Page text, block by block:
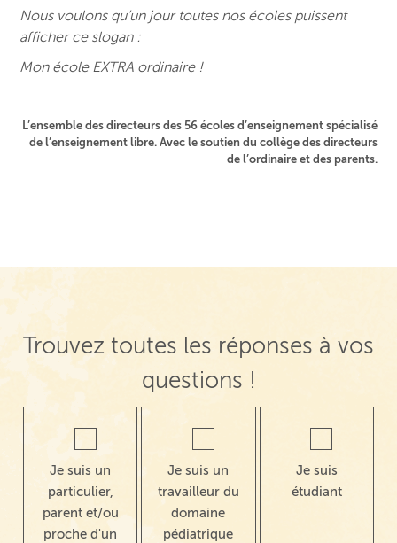
Nous voulons qu’un jour toutes nos écoles puissent
afficher ce slogan :
Mon école EXTRA ordinaire !
L’ensemble des directeurs des 56 écoles d’enseignement spécialisé
de l’enseignement libre. Avec le soutien du collège des directeurs
de l’ordinaire et des parents.
Navigation de post
Trouvez toutes les réponses à vos
questions !
Je suis un
particulier,
parent et/ou
proche d'un
Je suis un
travailleur du
domaine
pédiatrique
Je suis
étudiant